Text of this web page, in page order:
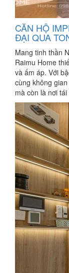
CĂN HỘ
ĐẠI QUA
Mang tinh thần
Raimu Home
và ấm áp. Với
cùng không
mà còn là nơi